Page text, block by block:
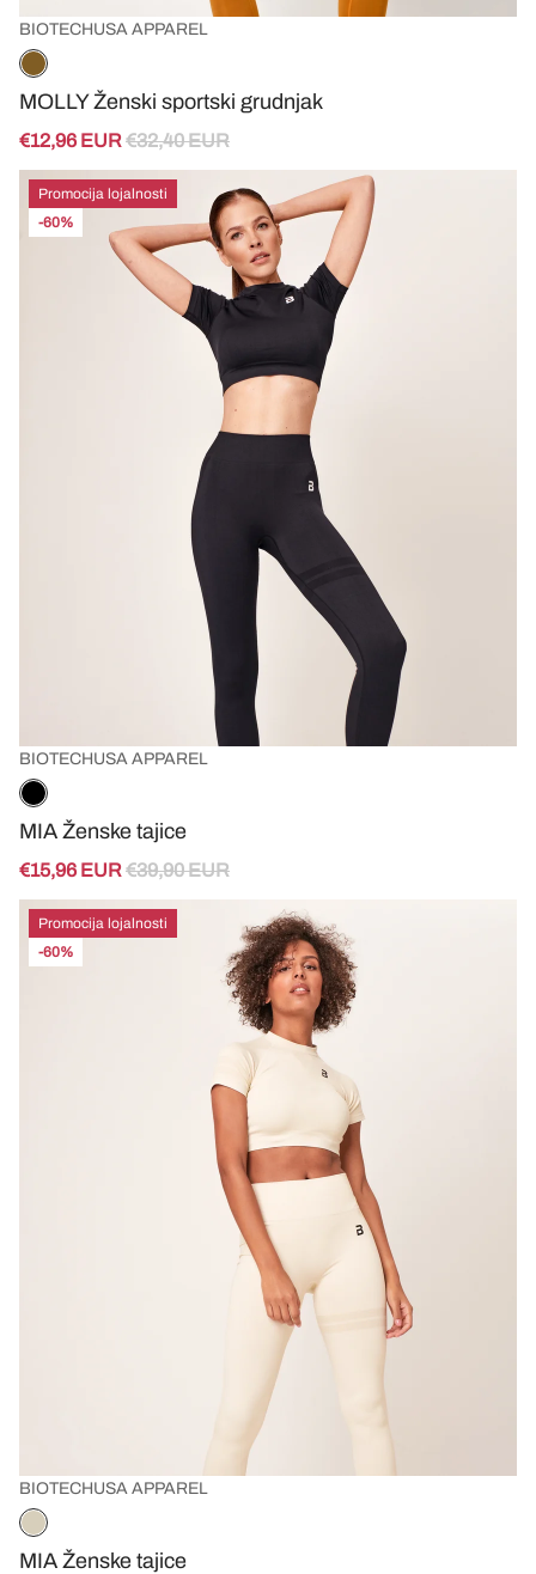
BIOTECHUSA APPAREL
MOLLY Ženski sportski grudnjak
€12,96 EUR €32,40 EUR
Promocija lojalnosti
-60%
BIOTECHUSA APPAREL
MIA Ženske tajice
€15,96 EUR €39,90 EUR
Promocija lojalnosti
-60%
BIOTECHUSA APPAREL
MIA Ženske tajice